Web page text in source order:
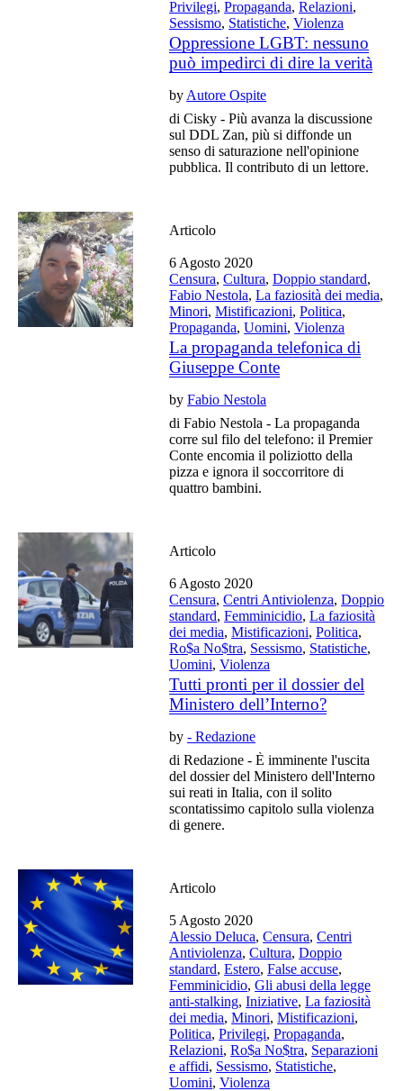
Privilegi,Propaganda,Relazioni,
Sessismo, Statistiche,Violenza
Oppressione LGBT: nessuno
può impedirci di dire la verità
by Autore Ospite
di Cisky - Più avanza la discussione
sul DDL Zan, più si diffonde un
senso di saturazione nell'opinione
pubblica. Il contributo di un lettore.
Articolo
6 Agosto 2020
Censura,Cultura,Doppio standard,
Fabio Nestola,La faziosità dei media,
Minori,Mistificazioni,Politica,
Propaganda,Uomini,Violenza
La propaganda telefonica di
Giuseppe Conte
byFabio Nestola
di Fabio Nestola - La propaganda
corre sul filo del telefono: il Premier
Conte encomia il poliziotto della
pizza e ignora il soccorritore di
quattro bambini.
Articolo
6 Agosto 2020
Censura,Centri Antiviolenza,Doppio
standard,Femminicidio,La faziosità
dei media,Mistificazioni,Politica,
Ro$a No$tra, Sessismo, Statistiche,
Uomini,Violenza
Tutti pronti per il dossier del
Ministero dell’Interno?
by- Redazione
di Redazione - È imminente l'uscita
del dossier del Ministero dell'Interno
sui reati in Italia, con il solito
scontatissimo capitolo sulla violenza
di genere.
Articolo
5 Agosto 2020
Alessio Deluca,Censura,Centri
Antiviolenza,Cultura,Doppio
standard,Estero,False accuse,
Femminicidio,Gli abusi della legge
anti-stalking,Iniziative,La faziosità
dei media,Minori,Mistificazioni,
Politica,Privilegi,Propaganda,
Relazioni,Ro$a No$tra, Separazioni
e affidi, Sessismo, Statistiche,
Uomini,Violenza